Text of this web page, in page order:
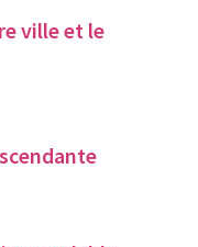
ville et le